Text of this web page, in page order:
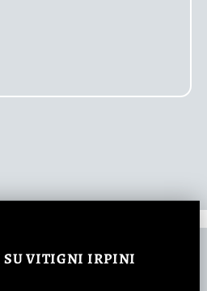
SU VITIGNI IRPINI